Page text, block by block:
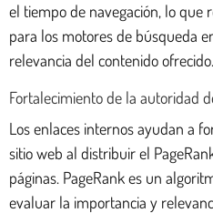
el tiempo de navegación, lo que
para los motores de búsqueda
relevancia del contenido ofrecido.
Fortalecimiento de la autoridad
Los enlaces internos ayudan a
sitio web al distribuir el
páginas. PageRank es un
evaluar la importancia y